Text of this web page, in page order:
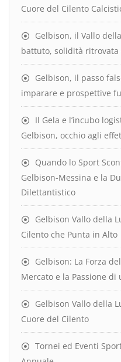
Cuore del Cilento
Gelbison, il Vallo
battuto, solidità ritrovata
Gelbison, il passo
imparare e prospettive
Il Gela e l’incubo
Gelbison, occhio agli
Quando lo Sport
Gelbison-Messina e la
Dilettantistico
Gelbison Vallo della
Cilento che Punta in Alto
Gelbison: La Forza
Mercato e la Passione
Gelbison Vallo della
Cuore del Cilento
Tornei ed Eventi